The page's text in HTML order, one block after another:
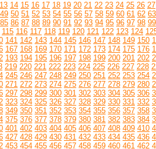
13 14 15 16 17 18 19 20 21 22 23 24 25 26 27
49 50 51 52 53 54 55 56 57 58 59 60 61 62 63
85 86 87 88 89 90 91 92 93 94 95 96 97 98 99
115 116 117 118 119 120 121 122 123 124
141 142 143 144 145 146 147 148 149 150
167 168 169 170 171 172 173 174 175 176
193 194 195 196 197 198 199 200 201 202
219 220 221 222 223 224 225 226 227 228
245 246 247 248 249 250 251 252 253 254
271 272 273 274 275 276 277 278 279 280
297 298 299 300 301 302 303 304 305 306
323 324 325 326 327 328 329 330 331 332
349 350 351 352 353 354 355 356 357 358
375 376 377 378 379 380 381 382 383 384
401 402 403 404 405 406 407 408 409 410
427 428 429 430 431 432 433 434 435 436
453 454 455 456 457 458 459 460 461 462